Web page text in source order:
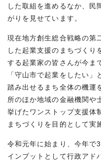
した取組を進めるなか、民
がりを見せています。
現在地方創生総合戦略の第
した起業支援のまちづくり
する起業家の皆さんが今ま
「守山市で起業をしたい
踏み出せるまち全体の機運
所のほか地域の金融機関や
挙げたワンストップ支援体
まちづくりを目的として実
令和元年に始まり、今年で
インプットとして行政アド